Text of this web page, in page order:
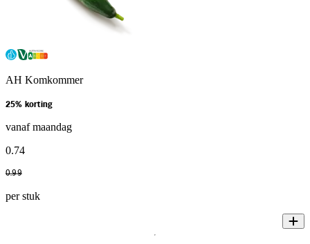
AH Komkommer
25% korting
vanaf maandag
0.74
0.99
per stuk